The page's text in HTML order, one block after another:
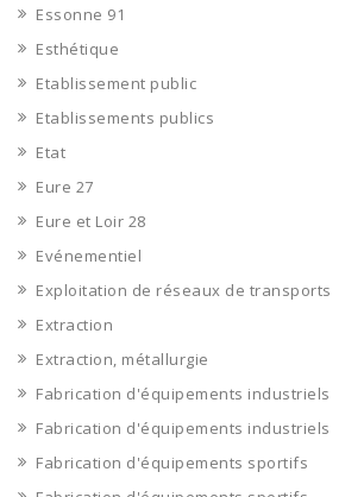
Essonne 91
Esthétique
Etablissement public
Etablissements publics
Etat
Eure 27
Eure et Loir 28
Evénementiel
Exploitation de réseaux de transports
Extraction
Extraction, métallurgie
Fabrication d'équipements industriels
Fabrication d'équipements industriels
Fabrication d'équipements sportifs